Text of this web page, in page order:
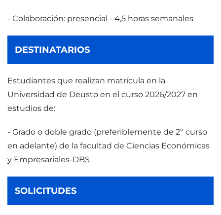
- Colaboración: presencial - 4,5 horas semanales
DESTINATARIOS
Estudiantes que realizan matrícula en la
Universidad de Deusto en el curso 2026/2027 en
estudios de:
- Grado o doble grado (preferiblemente de 2º curso
en adelante) de la facultad de Ciencias Económicas
y Empresariales-DBS
SOLICITUDES